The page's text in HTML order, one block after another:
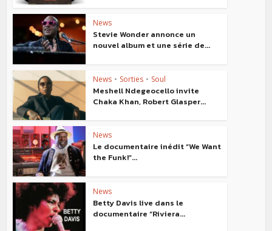
News
Stevie Wonder annonce un
nouvel album et une série de...
News • Sorties • Soul
Meshell Ndegeocello invite
Chaka Khan, Robert Glasper...
News
Le documentaire inédit “We Want
the Funk!”...
News
Betty Davis live dans le
documentaire “Riviera...